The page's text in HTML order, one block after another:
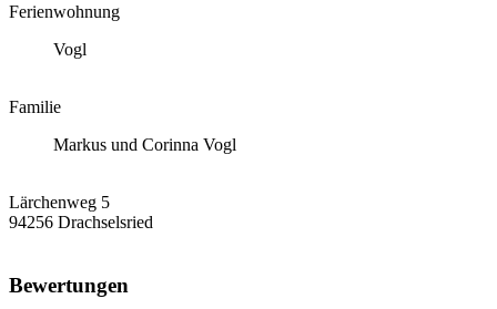
Ferienwohnung
Vogl
Familie
Markus und Corinna Vogl
Lärchenweg 5
94256 Drachselsried
Bewertungen